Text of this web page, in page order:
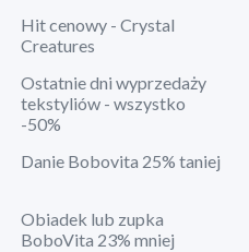
Hit cenowy - Crystal
Creatures
Ostatnie dni wyprzedaży
tekstyliów - wszystko
-50%
Danie Bobovita 25% taniej
Obiadek lub zupka
BoboVita 23% mniej